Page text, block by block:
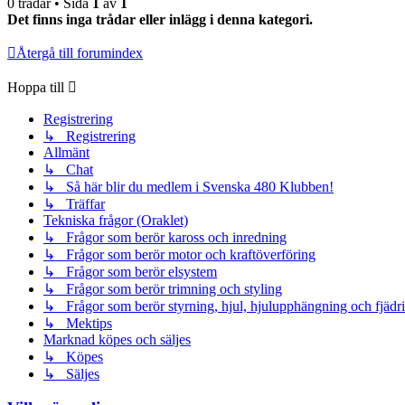
Det finns inga trådar eller inlägg i denna kategori.
Återgå till forumindex
Hoppa till
Registrering
↳ Registrering
Allmänt
↳ Chat
↳ Så här blir du medlem i Svenska 480 Klubben!
↳ Träffar
Tekniska frågor (Oraklet)
↳ Frågor som berör kaross och inredning
↳ Frågor som berör motor och kraftöverföring
↳ Frågor som berör elsystem
↳ Frågor som berör trimning och styling
↳ Frågor som berör styrning, hjul, hjulupphängning och
↳ Mektips
Marknad köpes och säljes
↳ Köpes
↳ Säljes